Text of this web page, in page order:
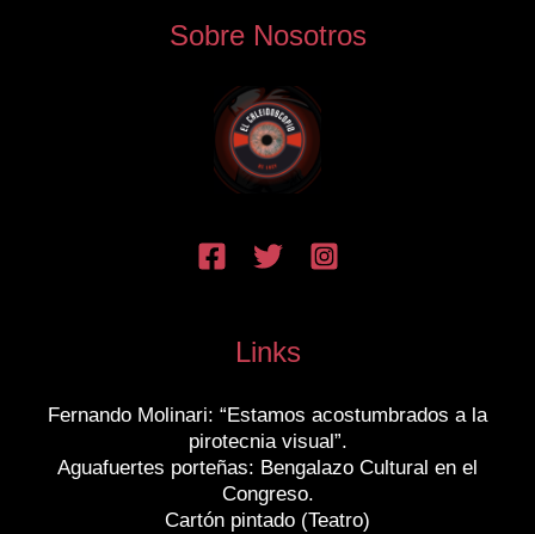
Sobre Nosotros
Links
Fernando Molinari: “Estamos acostumbrados a la
pirotecnia visual”.
Aguafuertes porteñas: Bengalazo Cultural en el
Congreso.
Cartón pintado (Teatro)